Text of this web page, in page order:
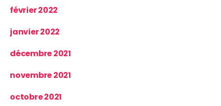
février 2022
janvier 2022
décembre 2021
novembre 2021
octobre 2021